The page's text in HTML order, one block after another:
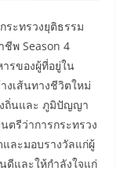
ระทรวงยุติธรรม
ชีพ Season 4
ารของผู้ที่อยู่ใน
งเส้นทางชีวิตใหม่
ถิ่นและ ภูมิปัญญา
ตรีว่าการกระทรวง
ละมอบรางวัลแก่ผู้
ดีและให้กำลังใจแก่